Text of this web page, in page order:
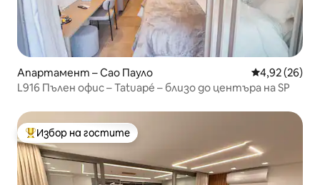
Апартамент – Сао Пауло Средна
4,92 (26)
L916 Пълен офис – Tatuapé – близо до центъра на SP
Най-популярен избор на гостите
Избор на гостите